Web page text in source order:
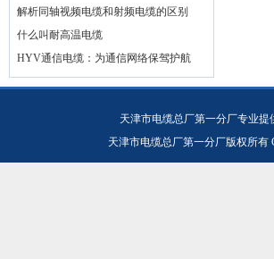
解析同轴视频电缆和射频电缆的区别
什么叫耐高温电缆
HYV通信电缆：为通信网络保驾护航
天津市电缆总厂第一分厂专业
天津市电缆总厂第一分厂版权所有